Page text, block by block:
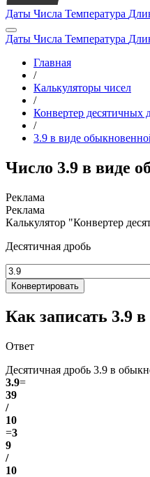
Даты Числа Температура
Даты Числа Температура
Главная
/
Калькуляторы чисел
/
Конвертер десятичных
/
3.9 в виде
Число 3.9 в виде
Калькулятор "Конвертер
Десятичная дробь
Конвертировать
Как записать 3.9
Ответ
Десятичная дробь 3.9 в
3.9=
39
/
10
=3
9
/
10